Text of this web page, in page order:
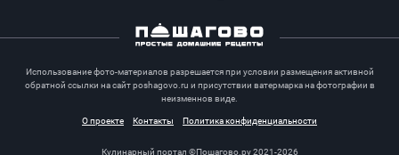
Использование фото-материалов разрешается при условии размещения активной
обратной ссылки на сайт poshagovo.ru и присутствии ватермарка на фотографии в
неизменнов виде.
О проекте
Контакты Политика конфиденциальности
Кулинарный портал ©Пошагово.ру 2021-2026